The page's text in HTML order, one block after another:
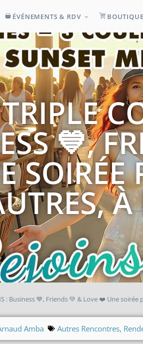
ÉVÉNEMENTS & RDV BOUTIQUE
💙,
: Business 💙, Friends 💚 & Love ❤️ Une
Amba Autres Rencontres,